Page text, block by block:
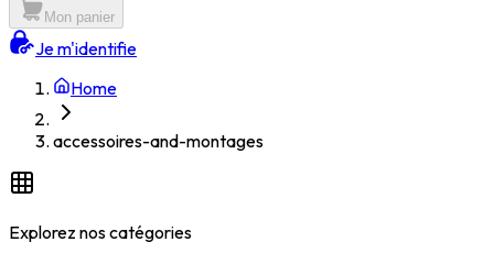
Mon panier
Je m'identifie
Home
accessoires-and-montages
Explorez nos catégories